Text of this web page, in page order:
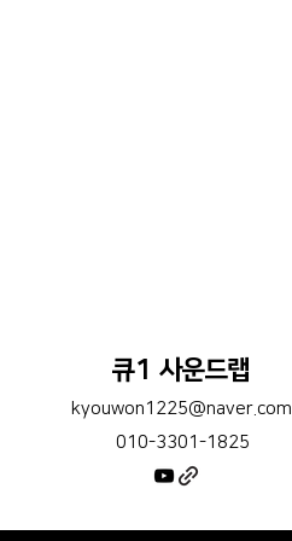
큐1 사운드랩
kyouwon1225@naver.com
010-3301-1825